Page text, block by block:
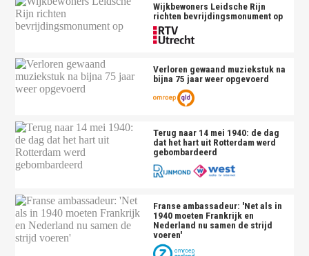
Wijkbewoners Leidsche Rijn
richten bevrijdingsmonument op
Verloren gewaand muziekstuk na
bijna 75 jaar weer opgevoerd
Terug naar 14 mei 1940: de dag
dat het hart uit Rotterdam werd
gebombardeerd
Franse ambassadeur: 'Net als in
1940 moeten Frankrijk en
Nederland nu samen de strijd
voeren'